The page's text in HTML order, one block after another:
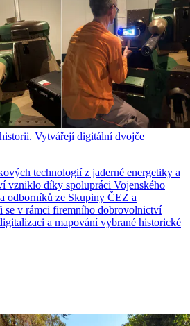
Vytvářejí digitální dvojče
technologií z jaderné energetiky a
vzniklo díky spolupráci Vojenského
odborníků ze Skupiny ČEZ a
se v rámci firemního dobrovolnictví
a mapování vybrané historické